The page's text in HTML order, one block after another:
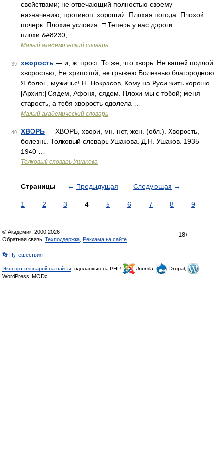
свойствами; не отвечающий полностью своему
назначению; противоп. хороший. Плохая погода. Плохой
почерк. Плохие условия. □ Теперь у нас дороги
плохи.&#8230; …
Малый академический словарь
39 хво́рость — и, ж. прост. То же, что хворь. Не вашей подлой
хворостью, Не хрипотой, не грыжею Болезнью благородною
Я болен, мужичье! Н. Некрасов, Кому на Руси жить хорошо.
[Архип:] Сядем, Афоня, сядем. Плохи мы с тобой; меня
старость, а тебя хворость одолела …
Малый академический словарь
40 ХВОРЬ — ХВОРЬ, хвори, мн. нет, жен. (обл.). Хворость,
болезнь. Толковый словарь Ушакова. Д.Н. Ушаков. 1935
1940 …
Толковый словарь Ушакова
Страницы ← Предыдущая Следующая →
1 2 3 4 5 6 7 8 9
18+
© Академик, 2000-2026
Обратная связь: Техподдержка Реклама на сайте
👣 Путешествия
Экспорт словарей на сайты , сделанные на PHP, Joomla,
Drupal,
WordPress, MODx.